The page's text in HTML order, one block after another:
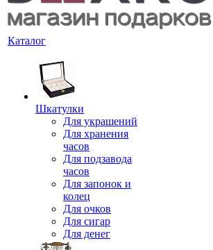
Каталог
Шкатулки
Для украшений
Для хранения
часов
Для подзавода
часов
Для запонок и
колец
Для очков
Для сигар
Для денег